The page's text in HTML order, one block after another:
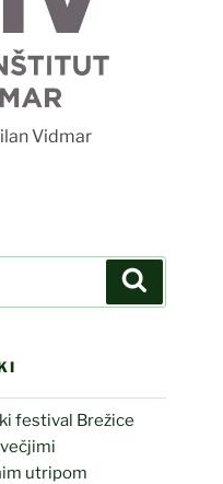
Vidmar
festival Brežice
utripom